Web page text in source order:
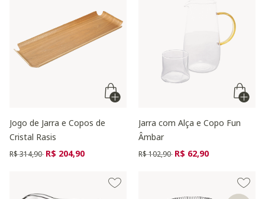
Jogo de Jarra e Copos de
Cristal Rasis
Preço reduzido de
R$ 314,90 para
R$ 204,90
Jarra com Alça e Copo Fun
Âmbar
Preço reduzido de
R$ 102,90 para
R$ 62,90